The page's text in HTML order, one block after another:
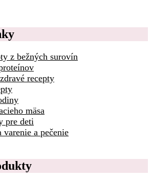
z bežných surovín
recepty
mäsa
pre deti
a pečenie